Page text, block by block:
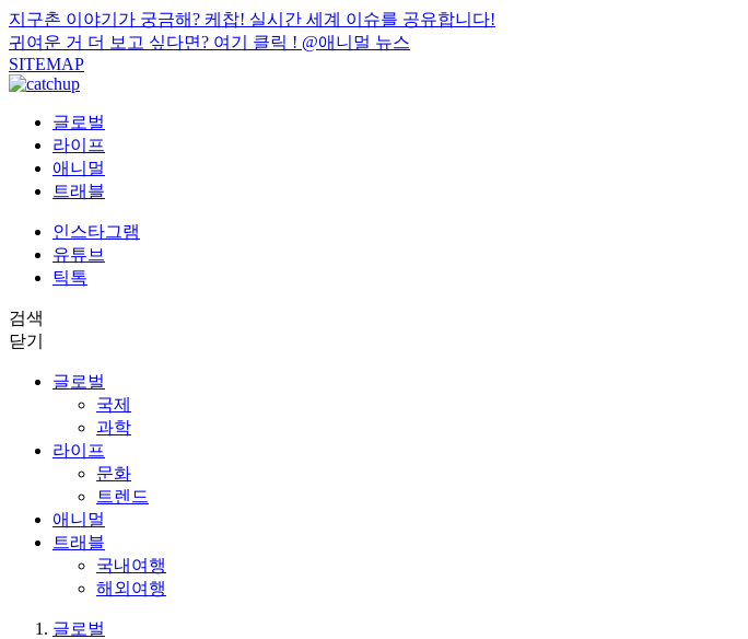
지구촌 이야기가 궁금해? 케찹! 실시간 세계 이슈를 공유합니다!
귀여운 거 더 보고 싶다면? 여기 클릭 ! @애니멀 뉴스
SITEMAP
글로벌
라이프
애니멀
트래블
인스타그램
유튜브
틱톡
검색
닫기
글로벌
국제
과학
라이프
문화
트렌드
애니멀
트래블
국내여행
해외여행
글로벌